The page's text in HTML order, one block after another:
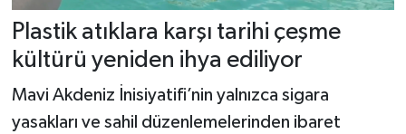
Plastik atıklara karşı tarihi çeşme
kültürü yeniden ihya ediliyor
Mavi Akdeniz İnisiyatifi’nin yalnızca sigara
yasakları ve sahil düzenlemelerinden ibaret